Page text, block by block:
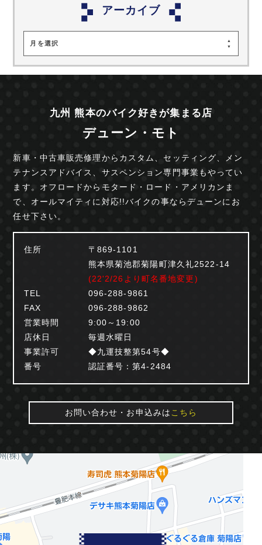
アーカイブ
月を選択
九州 熊本のバイク好きが集まる店
デューン・モト
新車・中古車販売修理からカスタム、セッティング、
メン
テナンスアドバイス、サスペンション専門事業もやってい
ます。オフロードからモタード・ロード・ アメリカンま
で、オールマイティに対応!!バイクの事ならデューンにお
任せ下さい。
住所
〒869-1101
熊本県菊池郡菊陽町津久礼2522-14
(22'2/26より町名番地変更)
TEL
096-288-9861
FAX
096-288-9862
営業時間
9:00～19:00
店休日
毎週水曜日
事業許可
番号
◆九運技整第54号◆
認証番号：第4-2484
お問い合わせ・お申込みはこちら